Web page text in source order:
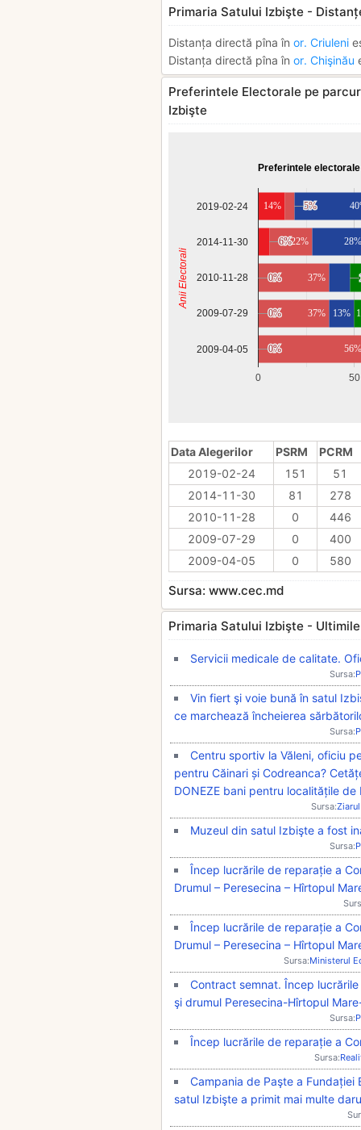
Primaria Satului Izbişte -
Distanța directă pîna în or. Criuleni
Distanța directă pîna în or. Chişinău
Preferintele Electorale pe
Izbişte
Preferintele
0 50
2019-02-24
2014-11-30
2010-11-28
2009-07-29
2009-04-05
14%
6%
6%
0%
0%
0%
0%
0%
0%
5%
5%
22%
37%
37%
56%
28%
13%
Anii Electorali
Data Alegerilor PSRM
PCRM
2019-02-24
151
51
2014-11-30
81
278
2010-11-28
0
446
2009-07-29
0
400
2009-04-05
0 580
Sursa: www.cec.md
Primaria Satului Izbişte -
Servicii medicale de calitate.
Sursa:
Vin fiert şi voie bună în satul
ce marchează încheierea
Sursa:
Centru sportiv la Văleni, oficiu
pentru Căinari și Codreanca?
DONEZE bani pentru localitățile de
Sursa:
Muzeul din satul Izbişte a fost
Sursa:
Încep lucrările de reparație a
Drumul – Peresecina – Hîrtopul
Încep lucrările de reparație a
Drumul – Peresecina – Hîrtopul
Sursa:Ministerul
Contract semnat. Încep
şi drumul Peresecina-Hîrtopul
Sursa:
Încep lucrările de reparație a
Sursa:
Campania de Paşte a
satul Izbişte a primit mai multe